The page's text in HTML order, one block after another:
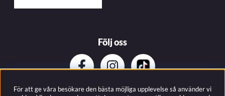
Följ oss
För att ge våra besökare den bästa möjliga upplevelse så använder vi